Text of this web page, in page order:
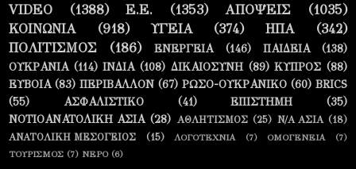
VIDEO (1388) Ε.Ε. (1353) ΑΠΟΨΕΙΣ
(1035)
ΚΟΙΝΩΝΙΑ
(918) ΥΓΕΙΑ (374) ΗΠΑ
(342)
ΠΟΛΙΤΙΣΜΟΣ
(186) ΕΝΕΡΓΕΙΑ (146) ΠΑΙΔΕΙΑ
(138)
ΟΥΚΡΑΝΙΑ (114) ΙΝΔΙΑ (108) ΔΙΚΑΙΟΣΥΝΗ (89) ΚΥΠΡΟΣ (88)
ΕΥΒΟΙΑ (83) ΠΕΡΙΒΑΛΛΟΝ (67) ΡΩΣΟ-ΟΥΚΡΑΝΙΚΟ (60) BRICS
(55)
ΑΣΦΑΛΙΣΤΙΚΟ (41) ΕΠΙΣΤΗΜΗ
(35)
ΝΟΤΙΟΑΝΑΤΟΛΙΚΗ ΑΣΙΑ (28) ΑΘΛΗΤΙΣΜΟΣ (25) Ν/Α ΑΣΙΑ (18)
ΑΝΑΤΟΛΙΚΗ ΜΕΣΟΓΕΙΟΣ
(15) ΛΟΓΟΤΕΧΝΙΑ (7) ΟΜΟΓΕΝΕΙΑ
(7)
ΤΟΥΡΙΣΜΟΣ (7) ΝΕΡΟ (6)